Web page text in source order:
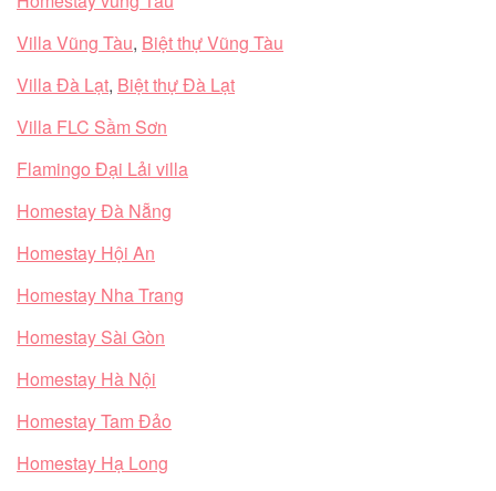
Villa Vũng Tàu, Biệt thự Vũng Tàu
Villa Đà Lạt, Biệt thự Đà Lạt
Villa FLC Sầm Sơn
Flamingo Đại Lải villa
Homestay Đà Nẵng
Homestay Hội An
Homestay Nha Trang
Homestay Sài Gòn
Homestay Hà Nội
Homestay Tam Đảo
Homestay Hạ Long